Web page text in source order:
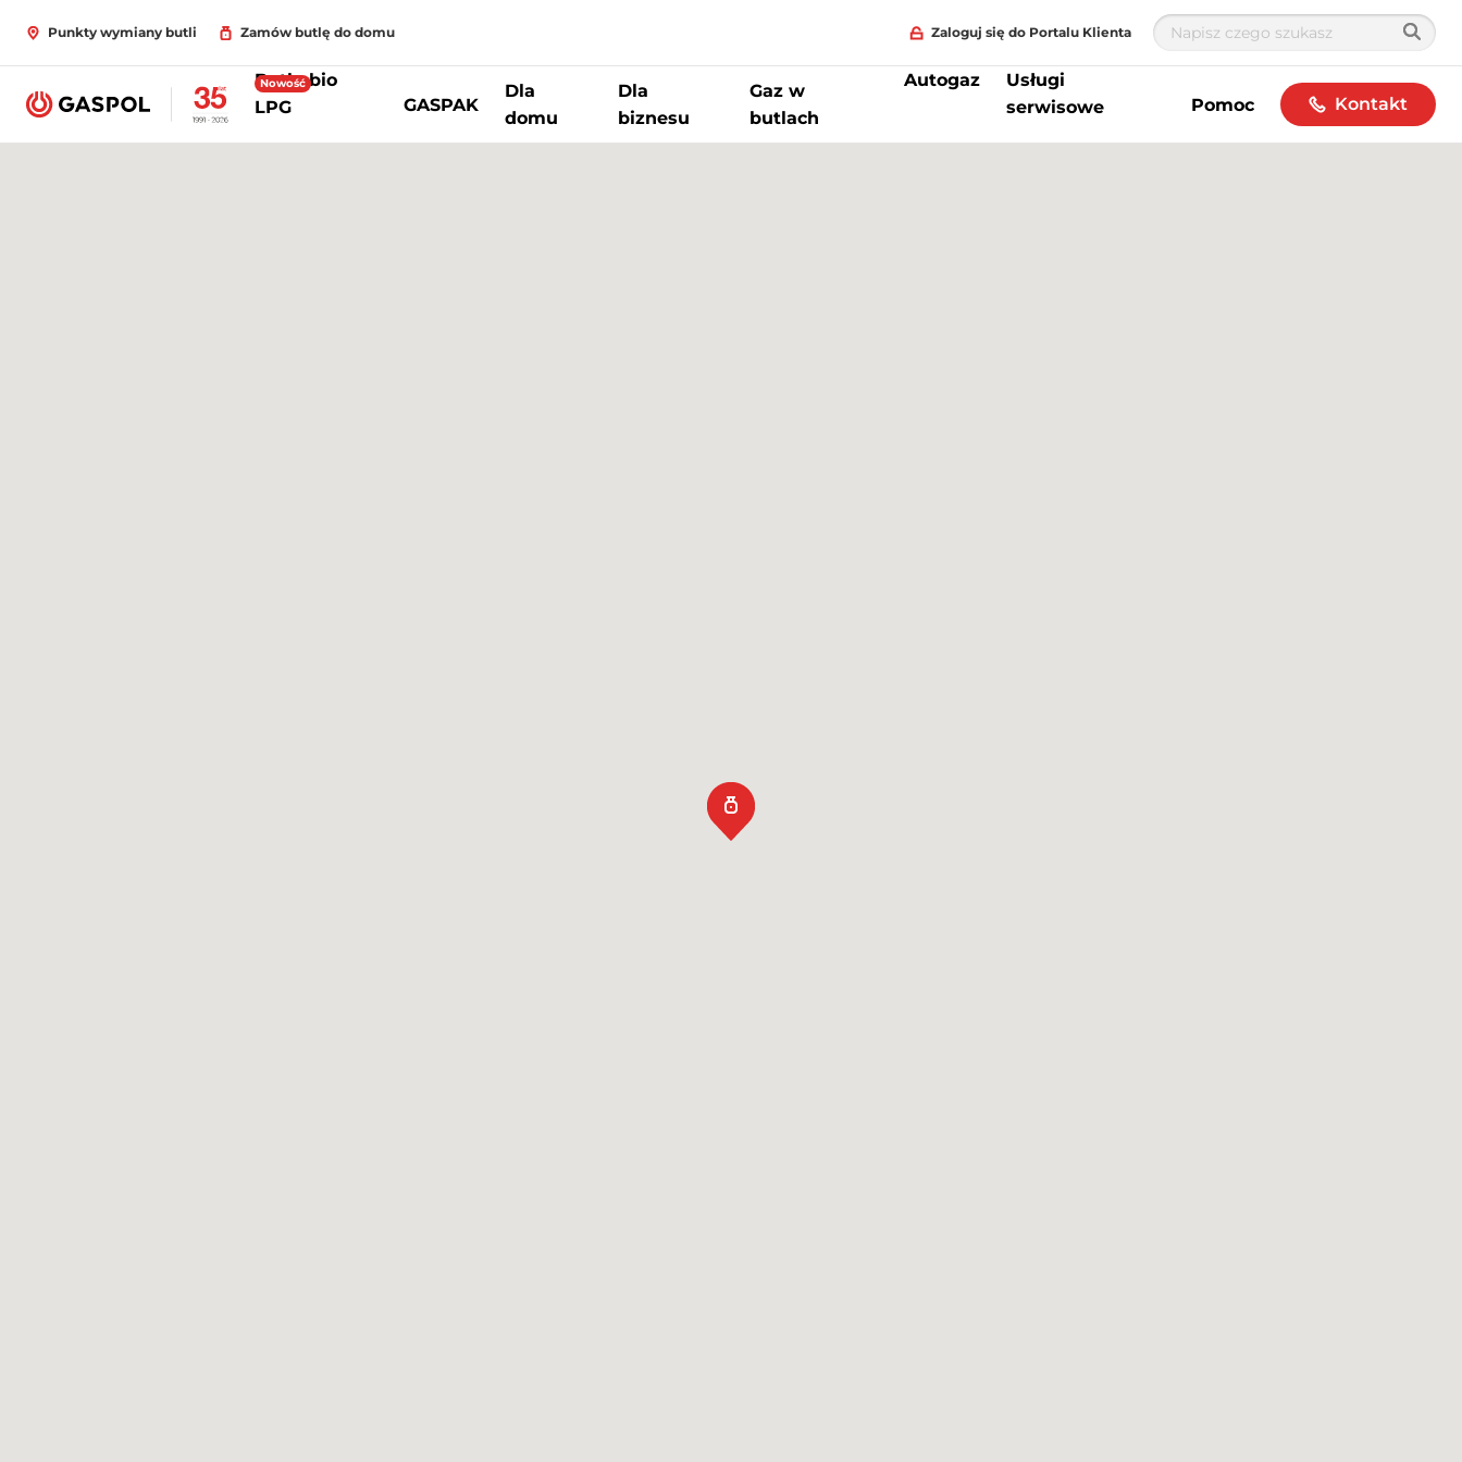
Punkty wymiany butli Zamów butlę do domu Zaloguj się do Portalu Klienta
Butle bio
LPG
Nowość
GASPAK
Dla
domu
Dla
biznesu
Gaz w
butlach
Autogaz
Usługi
serwisowe
Pomoc Kontakt